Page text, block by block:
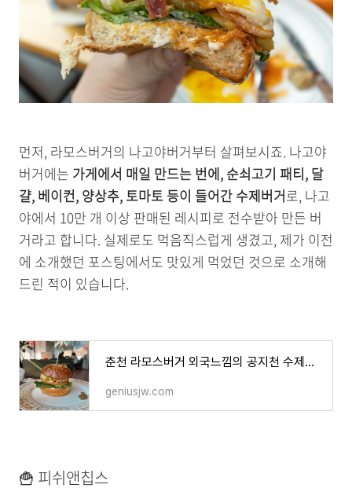
먼저, 라모스버거의 나고야버거부터 살펴보시죠. 나고야
버거에는 가게에서 매일 만드는 번에, 순쇠고기 패티, 달
걀, 베이컨, 양상추, 토마토 등이 들어간 수제버거로, 나고
야에서 10만 개 이상 판매된 레시피로 전수받아 만든 버
거라고 합니다. 실제로도 먹음직스럽게 생겼고, 제가 이전
에 소개했던 포스팅에서도 맛있게 먹었던 것으로 소개해
드린 적이 있습니다.
춘천 라모스버거 외국느낌의 공지천 수제버거 맛집
geniusjw.com
🍟 피쉬앤칩스